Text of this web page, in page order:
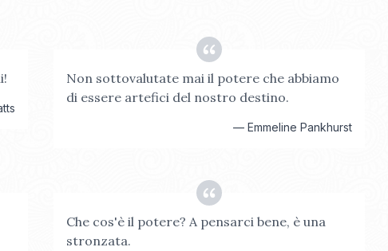
Non sottovalutate mai il potere che abbiamo
di essere artefici del nostro destino.
— Emmeline Pankhurst
Che cos'è il potere? A pensarci bene, è una
stronzata.